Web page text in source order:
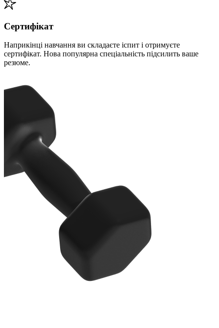
Сертифікат
Наприкінці навчання ви складаєте іспит і отримуєте
сертифікат. Нова популярна спеціальність підсилить ваше
резюме.